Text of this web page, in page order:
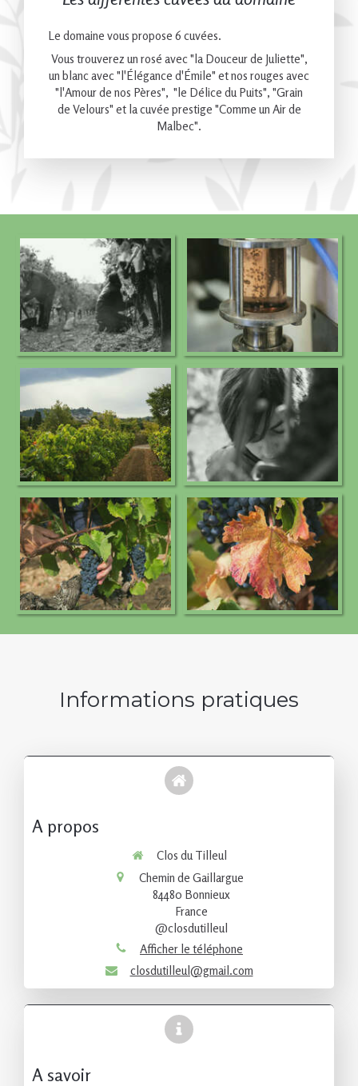
Le domaine vous propose 6 cuvées.
Vous trouverez un rosé avec "la Douceur de Juliette",
un blanc avec "l'Élégance d'Émile" et nos rouges avec
"l'Amour de nos Pères", "le Délice du Puits", "Grain
de Velours" et la cuvée prestige "Comme un Air de
Malbec".
Informations pratiques
A propos
Clos du Tilleul
Chemin de Gaillargue
84480 Bonnieux
France
@closdutilleul
Afficher le téléphone
closdutilleul@gmail.com
A savoir